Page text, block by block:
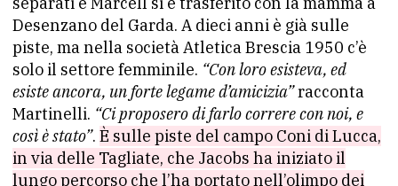
Desenzano del Garda. A dieci anni è già sulle
piste, ma nella società Atletica Brescia 1950 c’è
solo il settore femminile. “Con loro esisteva, ed
esiste ancora, un forte legame d’amicizia”racconta
Martinelli. “Ci proposero di farlo correre con noi, e
così è stato”. È sulle piste del campo Coni di Lucca,
in via delle Tagliate, che Jacobs ha iniziato il
lungo percorso che l’ha portato nell’olimpo dei